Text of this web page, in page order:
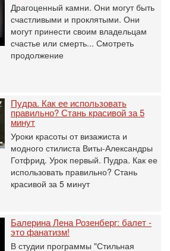
Драгоценный камни. Они могут быть
счастливыми и проклятыми. Они
могут принести своим владельцам
счастье или смерть... Смотреть
продолжение
Пудра. Как ее использовать
правильно? Стань красивой за 5
минут
Уроки красоты от визажиста и
модного стилиста Виты-Александры
Готфрид. Урок первый. Пудра. Как ее
использовать правильно? Стань
красивой за 5 минут
Балерина Лена Розенберг: балет -
это фанатизм!
В студии программы "Стильная